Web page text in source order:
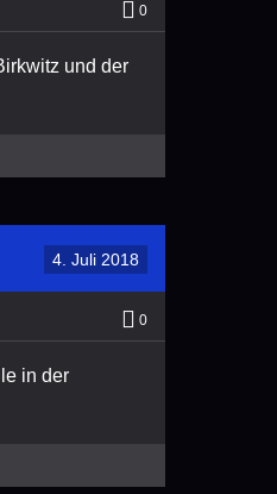
0
und der
4. Juli 2018
0
in der